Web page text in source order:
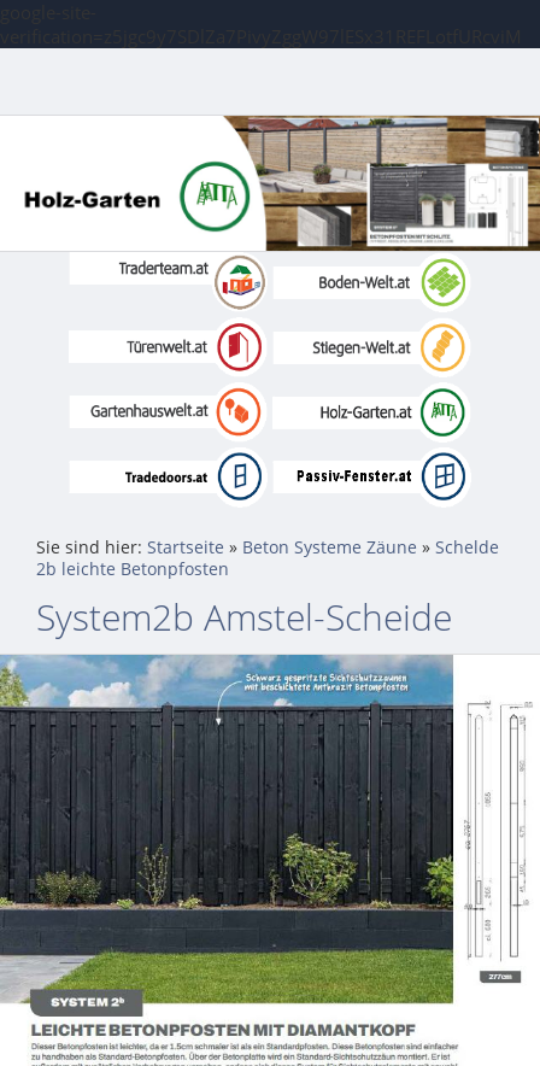
Sie sind hier: Startseite » Beton Systeme Zäune » Schelde
2b leichte Betonpfosten
System2b Amstel-Scheide